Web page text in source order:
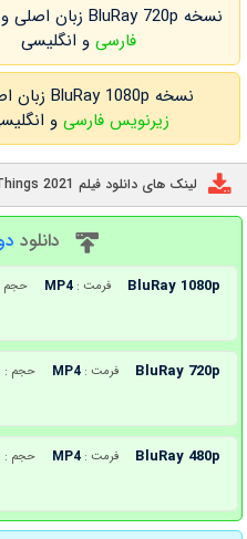
نسخه BluRay 720p زبان اصلی و
فارسیو انگلیسی
نسخه BluRay 1080p زبان اصلی و
زیرنویس فارسی و
لینک های دانلود فیلم The Little Things 2021
دانلود
BluRay 1080p فرمت : MP4 حجم
BluRay 720p فرمت : MP4 حجم :
BluRay 480p فرمت : MP4 حجم :